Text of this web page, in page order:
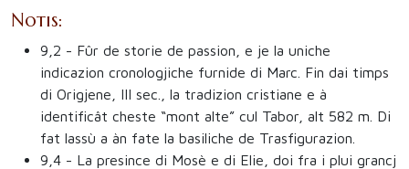
Notis:
9,2 - Fûr de storie de passion, e je la uniche
indicazion cronologjiche furnide di Marc. Fin dai timps
di Origjene, III sec., la tradizion cristiane e à
identificât cheste “mont alte” cul Tabor, alt 582 m. Di
fat lassù a àn fate la basiliche de Trasfigurazion.
9,4 - La presince di Mosè e di Elie, doi fra i plui grancj